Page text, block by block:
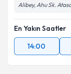
Alibey, Ahu Sk.
En Yakın Saatler
14:00